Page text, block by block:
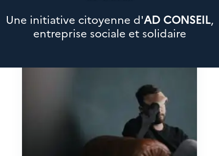
Une initiative citoyenne d'AD CONSEIL,
entreprise sociale et solidaire